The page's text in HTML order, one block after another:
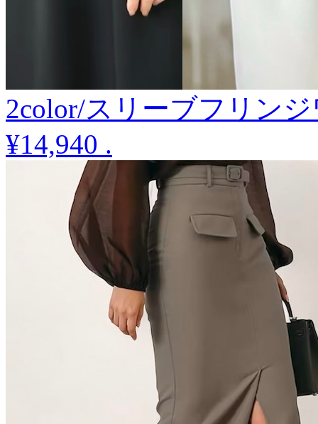
2color/スリーブフリン
¥14,940 .